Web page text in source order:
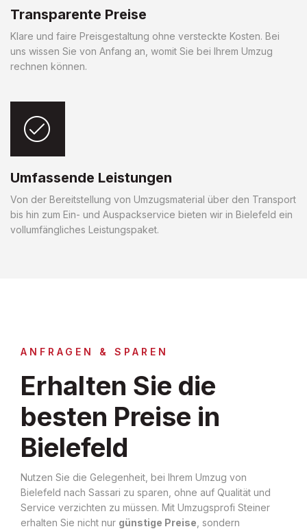
Transparente Preise
Klare und faire Preisgestaltung ohne versteckte Kosten. Bei
uns wissen Sie von Anfang an, womit Sie bei Ihrem Umzug
rechnen können.
Umfassende Leistungen
Von der Bereitstellung von Umzugsmaterial über den Transport
bis hin zum Ein- und Auspackservice bieten wir in Bielefeld ein
vollumfängliches Leistungspaket.
ANFRAGEN & SPAREN
Erhalten Sie die
besten Preise in
Bielefeld
Nutzen Sie die Gelegenheit, bei Ihrem Umzug von
Bielefeld nach Sassari zu sparen, ohne auf Qualität und
Service verzichten zu müssen. Mit Umzugsprofi Steiner
erhalten Sie nicht nur günstige Preise , sondern